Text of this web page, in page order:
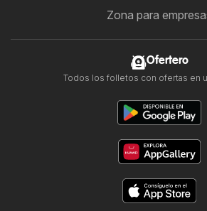
Zona para
Ofertero
Todos los folletos con ofertas en